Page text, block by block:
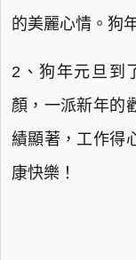
的美麗心情。狗
2、狗年元旦到
顏，一派新年的
績顯著，工作得
康快樂！